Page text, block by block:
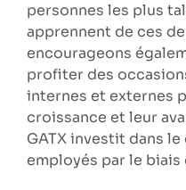
personnes les plus
apprennent de ces
encourageons
profiter des
internes et externes
croissance et leur
GATX investit dans
employés par le biais